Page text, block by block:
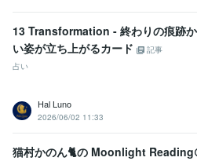
13 Transformation - 終わりの痕跡
い姿が立ち上がるカード
記事
占い
Hal Luno
2026/06/02 11:33
猫村かのん🐈の Moonlight